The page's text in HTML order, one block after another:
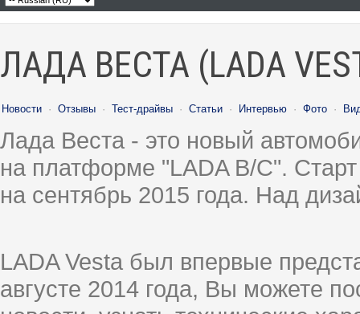
ЛАДА ВЕСТА (LADA
Новости · Отзывы · Тест-драйвы · Статьи · Интервью · Фото ·
Лада Веста - это новый
на платформе "LADA B/C".
на сентябрь 2015 года. Над
LADA Vesta был впервые
августе 2014 года, Вы можете